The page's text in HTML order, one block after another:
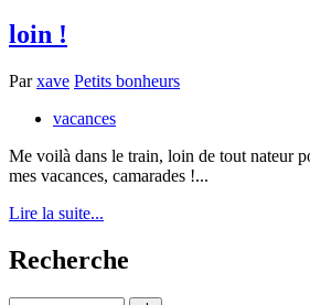
loin !
Parxave Petits bonheurs
vacances
Me voilà dans le train, loin de tout nateur
mes vacances, camarades !...
Lire la suite...
Recherche